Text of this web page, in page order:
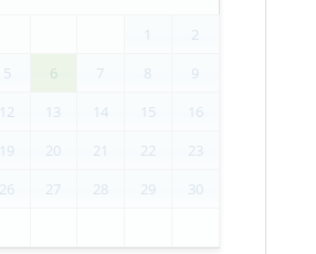
1
2
5 6 7 8
9
12 13 14 15
16
19 20 21 22
23
26 27 28 29
30